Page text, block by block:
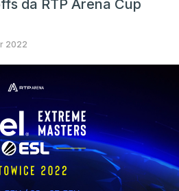
da RTP Arena Cup
2022